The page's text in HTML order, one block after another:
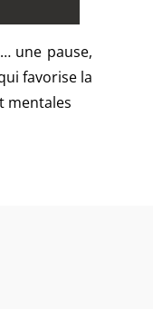
une pause,
favorise la
mentales